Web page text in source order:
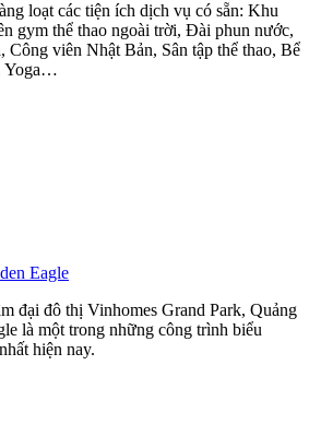
loạt các tiện ích dịch vụ có sẵn: Khu
gym thể thao ngoài trời, Đài phun nước,
viên Nhật Bản, Sân tập thể thao, Bể
Yoga…
Eagle
đại đô thị Vinhomes Grand Park, Quảng
là một trong những công trình biểu
hiện nay.